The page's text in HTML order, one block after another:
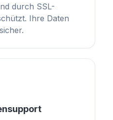
durch SSL-
Ihre Daten